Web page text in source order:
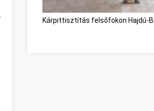
Kárpittisztítás felsőfokon Hajdú-